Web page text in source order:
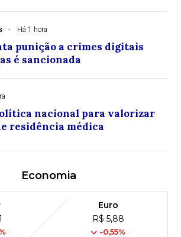
Há 1 hora
punição a crimes digitais
é sancionada
nacional para valorizar
residência médica
Economia
Euro
R$ 5,88
-0,55%